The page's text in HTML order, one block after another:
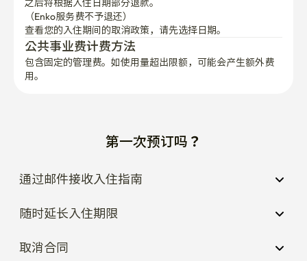
第一次预订吗？
通过邮件接收入住指南
如何获取RC文件？
欢迎联系房东
您想更改合同日期吗？